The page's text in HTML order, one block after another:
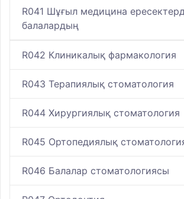
R041 Шұғыл медицина
балалардың
R042 Клиникалық фармакология
R043 Терапиялық стоматология
R044 Хирургиялық стоматология
R045 Ортопедиялық
R046 Балалар стоматологиясы